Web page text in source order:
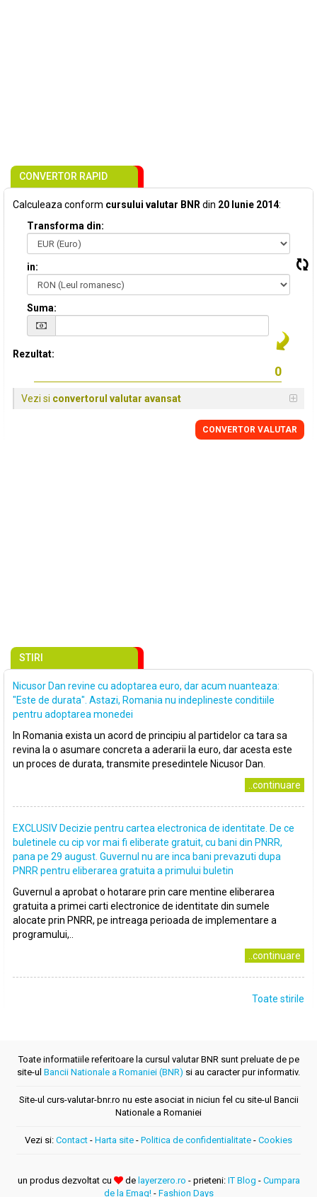
CONVERTOR RAPID
Calculeaza conform cursului valutar BNR din 20 Iunie 2014:
Transforma din:
in:
Suma:
Rezultat:
Vezi si convertorul valutar avansat
CONVERTOR VALUTAR
STIRI
Nicusor Dan revine cu adoptarea euro, dar acum nuanteaza:
"Este de durata". Astazi, Romania nu indeplineste conditiile
pentru adoptarea monedei
In Romania exista un acord de principiu al partidelor ca tara sa
revina la o asumare concreta a aderarii la euro, dar acesta este
un proces de durata, transmite presedintele Nicusor Dan.
..continuare
EXCLUSIV Decizie pentru cartea electronica de identitate. De ce
buletinele cu cip vor mai fi eliberate gratuit, cu bani din PNRR,
pana pe 29 august. Guvernul nu are inca bani prevazuti dupa
PNRR pentru eliberarea gratuita a primului buletin
Guvernul a aprobat o hotarare prin care mentine eliberarea
gratuita a primei carti electronice de identitate din sumele
alocate prin PNRR, pe intreaga perioada de implementare a
programului,..
..continuare
Toate stirile
Toate informatiile referitoare la cursul valutar BNR sunt preluate de pe
site-ul Bancii Nationale a Romaniei (BNR) si au caracter pur informativ.
Site-ul curs-valutar-bnr.ro nu este asociat in niciun fel cu site-ul Bancii
Nationale a Romaniei
Vezi si: Contact - Harta site - Politica de confidentialitate - Cookies
un produs dezvoltat cu de layerzero.ro - prieteni: IT Blog - Cumpara
de la Emag!- Fashion Days